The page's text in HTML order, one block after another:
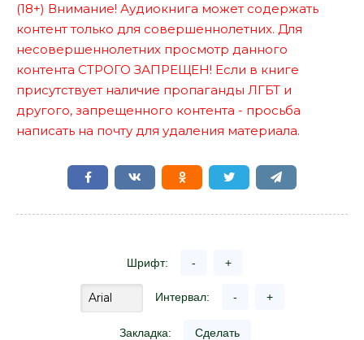
(18+) Внимание! Аудиокнига может содержать
контент только для совершеннолетних. Для
несовершеннолетних просмотр данного
контента СТРОГО ЗАПРЕЩЕН! Если в книге
присутствует наличие пропаганды ЛГБТ и
другого, запрещенного контента - просьба
написать на почту для удаления материала.
Шрифт: - +
Интервал: - +
Закладка: Сделать